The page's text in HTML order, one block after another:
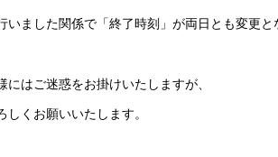
いました関係で「終了時刻」が両日とも変更と
はご迷惑をお掛けいたしますが、
くお願いいたします。